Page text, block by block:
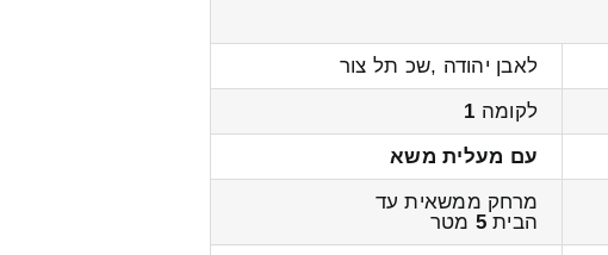
לאבן יהודה ,שכ תל צור
לקומה 1
עם מעלית משא
מרחק ממשאית עד
הבית5 מטר